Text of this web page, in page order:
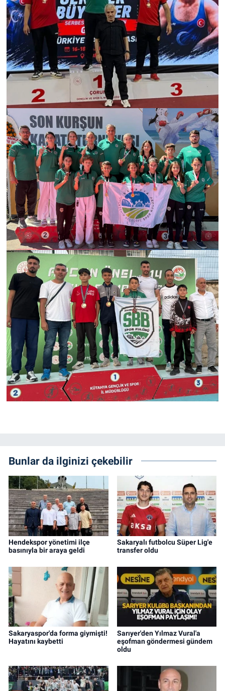
Bunlar da ilginizi çekebilir
Hendekspor yönetimi ilçe
basınıyla bir araya geldi
Sakaryalı futbolcu Süper Lig'e
transfer oldu
Sakaryaspor'da forma giymişti!
Hayatını kaybetti
Sarıyer'den Yılmaz Vural'a
eşofman göndermesi gündem
oldu